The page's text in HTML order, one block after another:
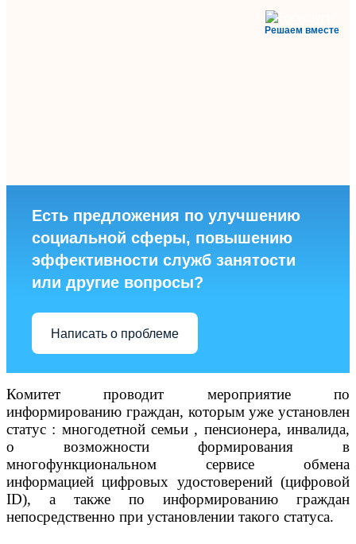
Решаем вместе
Есть предложения по улучшению
социальной сферы, повышению
эффективности служб занятости
или другие вопросы?
Написать о проблеме
Комитет проводит мероприятие по
информированию граждан, которым уже установлен
статус : многодетной семьи , пенсионера, инвалида,
о возможности формирования в
многофункциональном сервисе обмена
информацией цифровых удостоверений (цифровой
ID), а также по информированию граждан
непосредственно при установлении такого статуса.